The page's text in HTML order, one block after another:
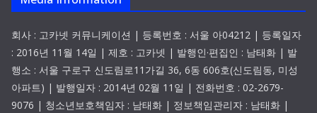
회사 : 고카넷 커뮤니케이션 | 등록번호 : 서울 아04212 | 등록일자
: 2016년 11월 14일 | 제호 : 고카넷 | 발행인·편집인 : 남태화 | 발
행소 : 서울 구로구 신도림로11가길 36, 6동 606호(신도림동, 미성
아파트) | 발행일자 : 2014년 02월 11일 | 전화번호 : 02-2679-
9076 | 청소년보호책임자 : 남태화 | 정보책임관리자 : 남태화 |